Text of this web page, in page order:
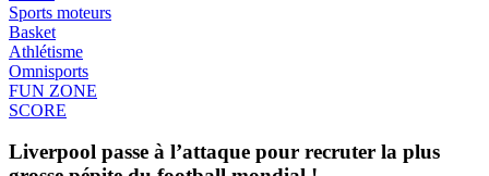
Sports moteurs
Basket
Athlétisme
Omnisports
FUN ZONE
SCORE
Liverpool passe à l’attaque pour recruter la plus